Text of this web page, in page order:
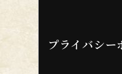
プライバシー